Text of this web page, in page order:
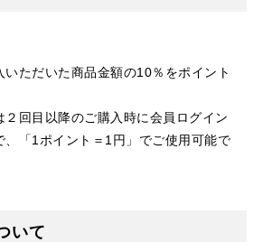
いただいた商品金額の10％をポイント
２回目以降のご購入時に会員ログイン
、「1ポイント＝1円」でご使用可能で
いて